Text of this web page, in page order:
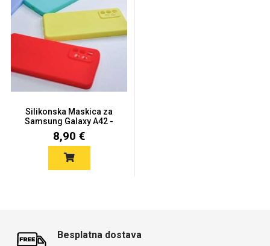
Silikonska Maskica za
Samsung Galaxy A42 -
Viš...
8,90 €
Besplatna dostava
Životinjsko carstvo
Univerzalne futrole i
maskice